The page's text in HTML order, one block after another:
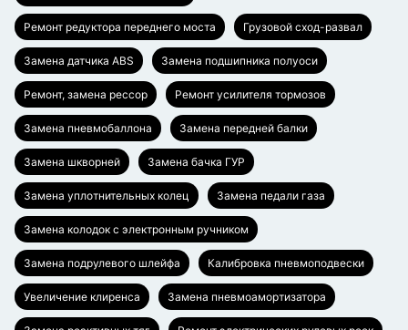
Ремонт редуктора переднего моста Грузовой сход-развал
Замена датчика ABS Замена подшипника полуоси
Ремонт, замена рессор Ремонт усилителя тормозов
Замена пневмобаллона Замена передней балки
Замена шкворней Замена бачка ГУР
Замена уплотнительных колец Замена педали газа
Замена колодок с электронным ручником
Замена подрулевого шлейфа Калибровка пневмоподвески
Увеличение клиренса Замена пневмоамортизатора